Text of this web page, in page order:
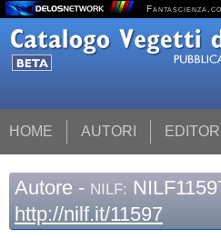
HOME AUTORI
Autore - NILF:
http://nilf.it/11597